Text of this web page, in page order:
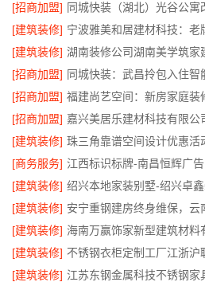
[招商加盟]
[建筑装修]
[建筑装修]
[招商加盟]
[招商加盟]
[招商加盟]
[建筑装修]
[商务服务] 江西标识标牌-南昌恒辉广告
[建筑装修]
[建筑装修]
[建筑装修]
[建筑装修]
[建筑装修]